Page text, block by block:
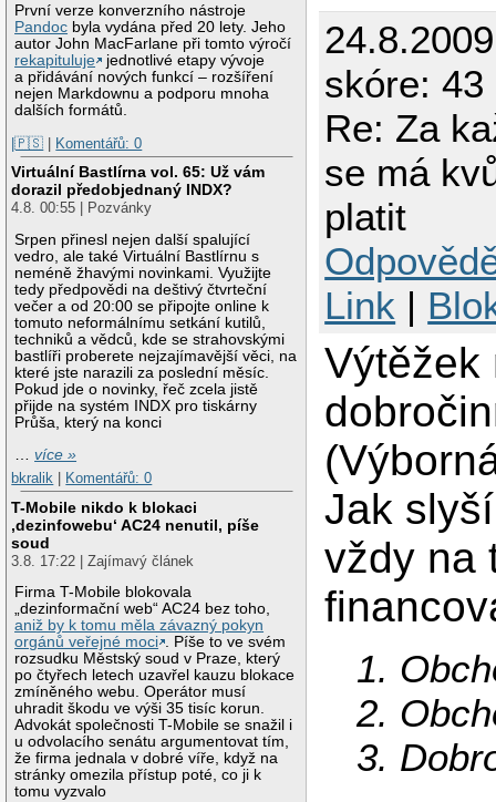
První verze konverzního nástroje
Pandoc byla vydána před 20 lety. Jeho
autor John MacFarlane při tomto výročí
rekapituluje
jednotlivé etapy vývoje
a přidávání nových funkcí – rozšíření
nejen Markdownu a podporu mnoha
dalších formátů.
|🇵🇸 | Komentářů: 0
Virtuální Bastlírna vol. 65: Už vám
dorazil předobjednaný INDX?
4.8. 00:55 | Pozvánky
Srpen přinesl nejen další spalující
vedro, ale také Virtuální Bastlírnu s
neméně žhavými novinkami. Využijte
tedy předpovědi na deštivý čtvrteční
večer a od 20:00 se připojte online k
tomuto neformálnímu setkání kutilů,
techniků a vědců, kde se strahovskými
bastlíři proberete nejzajímavější věci, na
které jste narazili za poslední měsíc.
Pokud jde o novinky, řeč zcela jistě
přijde na systém INDX pro tiskárny
Průša, který na konci
…více »
bkralik
Komentářů: 0
T-Mobile nikdo k blokaci
‚dezinfowebu‘ AC24 nenutil, píše
soud
3.8. 17:22 | Zajímavý článek
Firma T-Mobile blokovala
„dezinformační web“ AC24 bez toho,
aniž by k tomu měla závazný pokyn
orgánů veřejné moci . Píše to ve svém
rozsudku Městský soud v Praze, který
po čtyřech letech uzavřel kauzu blokace
zmíněného webu. Operátor musí
uhradit škodu ve výši 35 tisíc korun.
Advokát společnosti T-Mobile se snažil i
u odvolacího senátu argumentovat tím,
že firma jednala v dobré víře, když na
stránky omezila přístup poté, co ji k
tomu vyzvalo
skóre:
Re: Za
se má
platit
Link |
Výtěžek
Jak
vždy na
1.
2.
3.